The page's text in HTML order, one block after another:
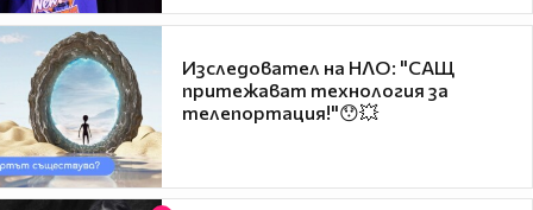
Изследовател на НЛО: "САЩ
притежават технология за
телепортация!"😯💥